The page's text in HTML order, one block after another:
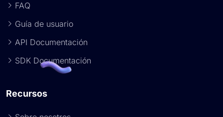
FAQ
Guía de usuario
API Documentación
SDK Documentación
Recursos